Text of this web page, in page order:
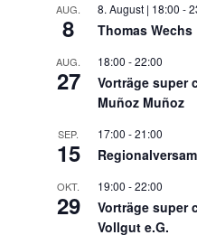
AUG.
8
8. August | 18:00 -
Thomas Wechs
AUG.
27
18:00 -22:00
Vorträge super
Muñoz Muñoz
SEP.
15
17:00 -21:00
OKT.
29
19:00 -22:00
Vorträge super
Vollgut e.G.